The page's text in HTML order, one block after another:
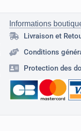
Informations
Livraison et
Conditions
Protection des